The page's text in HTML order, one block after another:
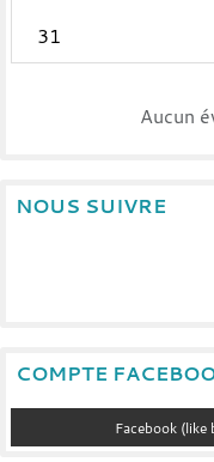
31
Aucun
NOUS SUIVRE
COMPTE
Facebook (like